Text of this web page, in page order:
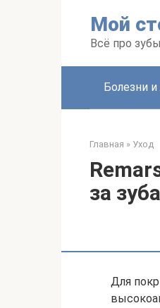
Мой
Всё про
Болезни и
Главная » Уход
за
Для